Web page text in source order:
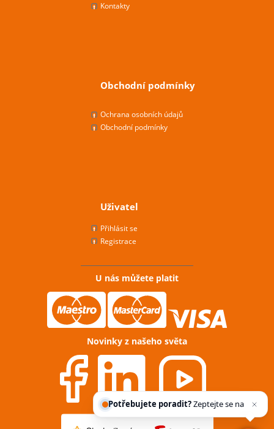
Kontakty
Obchodní podmínky
Ochrana osobních údajů
Obchodní podmínky
Uživatel
Přihlásit se
Registrace
U nás můžete platit
Novinky z našeho světa
Potřebujete poradit?Zeptejte se našeho
asistenta